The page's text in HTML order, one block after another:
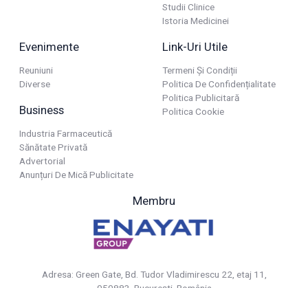
Studii Clinice
Istoria Medicinei
Evenimente
Reuniuni
Diverse
Business
Industria Farmaceutică
Sănătate Privată
Advertorial
Anunțuri De Mică Publicitate
Link-Uri Utile
Termeni Și Condiții
Politica De Confidențialitate
Politica Publicitară
Politica Cookie
Membru
Adresa: Green Gate, Bd. Tudor Vladimirescu 22, etaj 11,